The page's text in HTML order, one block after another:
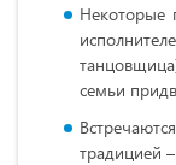
Некоторые
семьи
традицией